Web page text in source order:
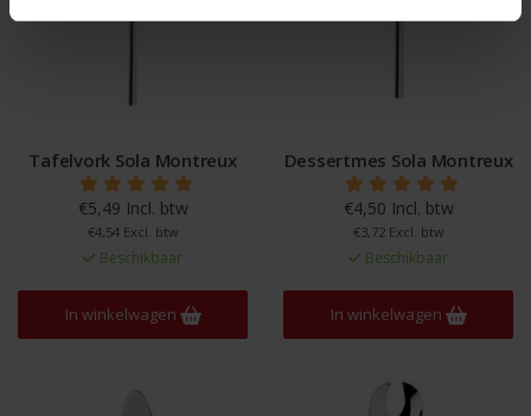
Tafelvork Sola Montreux
€5,49 Incl. btw
€4,54 Excl. btw
Beschikbaar
In winkelwagen
Dessertmes Sola Montreux
€4,50 Incl. btw
€3,72 Excl. btw
Beschikbaar
In winkelwagen